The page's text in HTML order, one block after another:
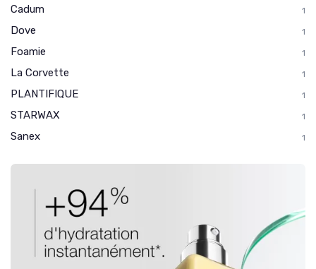
Cadum 1
Dove 1
Foamie 1
La Corvette 1
PLANTIFIQUE 1
STARWAX 1
Sanex 1